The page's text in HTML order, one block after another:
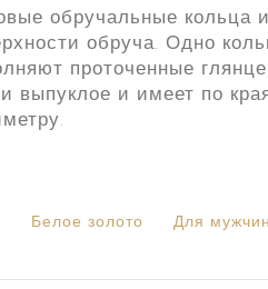
обручальные кольца
обруча. Одно
проточенные
выпуклое и имеет по
Белое золото Для мужчин